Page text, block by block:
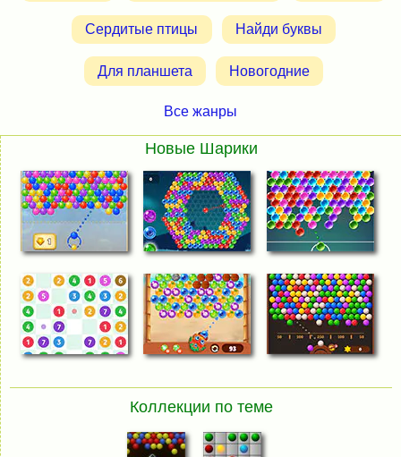
Сердитые птицы Найди буквы
Для планшета Новогодние
Все жанры
Новые Шарики
Коллекции по теме